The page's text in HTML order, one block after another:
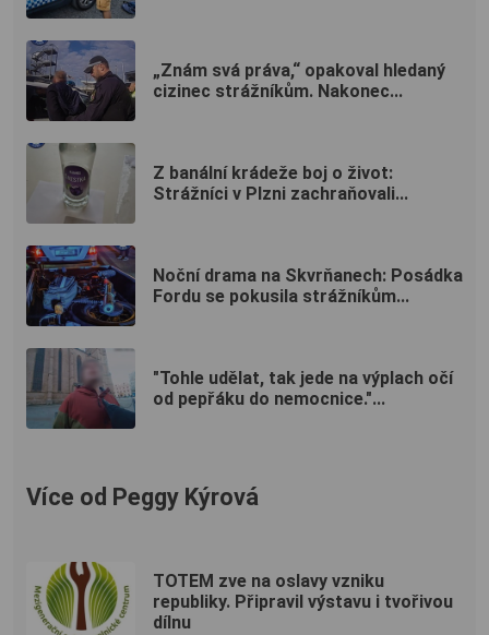
„Znám svá práva,“ opakoval hledaný
cizinec strážníkům. Nakonec...
Z banální krádeže boj o život:
Strážníci v Plzni zachraňovali...
Noční drama na Skvrňanech: Posádka
Fordu se pokusila strážníkům...
"Tohle udělat, tak jede na výplach očí
od pepřáku do nemocnice."...
Více od Peggy Kýrová
TOTEM zve na oslavy vzniku
republiky. Připravil výstavu i tvořivou
dílnu